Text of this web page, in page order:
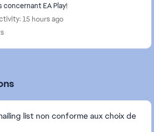
concernant EA Play!
15 hours ago
list non conforme aux choix de